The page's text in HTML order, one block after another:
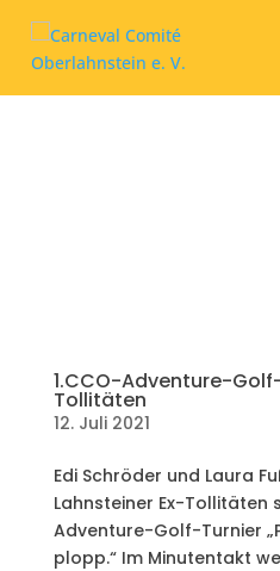
1.CCO-Adventure-
Tollitäten
12. Juli 2021
Edi Schröder und Laura
Lahnsteiner Ex-Tollitäten
Adventure-Golf-Turnier
plopp.“ Im Minutentakt